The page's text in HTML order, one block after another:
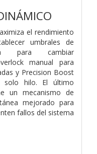
el rendimiento
umbrales de
para cambiar
manual para
y Precision Boost
solo hilo. El último
un mecanismo de
mejorado para
fallos del sistema